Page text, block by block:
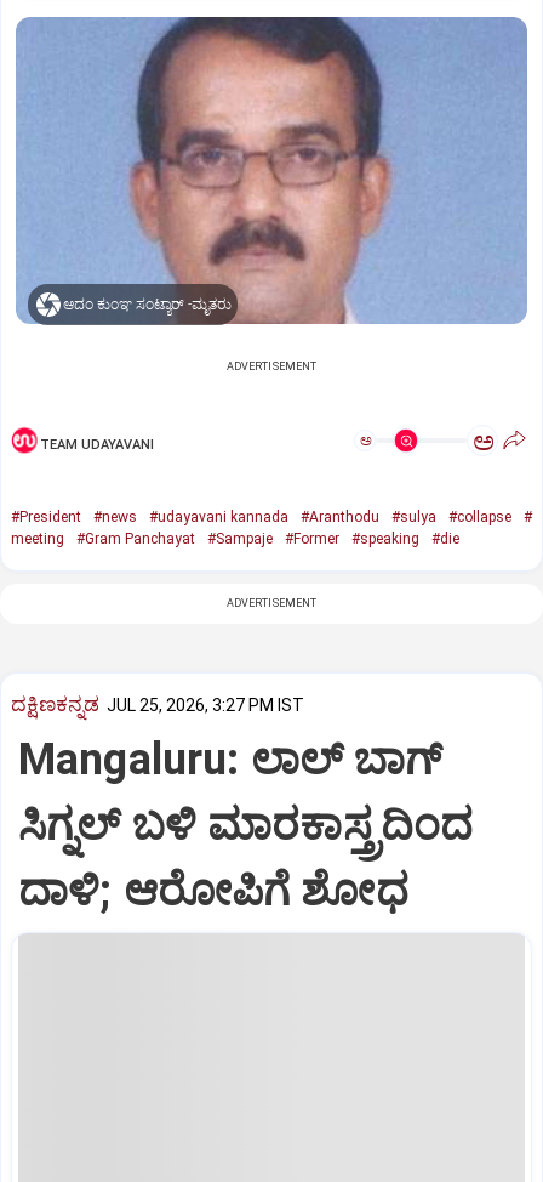
ಆದಂ ಕುಂಞ ಸಂಟ್ಯಾರ್‌ -ಮೃತರು
ADVERTISEMENT
TEAM UDAYAVANI ಅ ಅ
#President #news #udayavani kannada #Aranthodu #sulya #collapse
#
meeting
#Gram Panchayat #Sampaje #Former #speaking #die
ADVERTISEMENT
ದಕ್ಷಿಣಕನ್ನಡ JUL 25, 2026, 3:27 PM IST
Mangaluru: ಲಾಲ್‌ ಬಾಗ್‌
ಸಿಗ್ನಲ್‌ ಬಳಿ ಮಾರಕಾಸ್ತ್ರದಿಂದ
ದಾಳಿ; ಆರೋಪಿಗೆ ಶೋಧ